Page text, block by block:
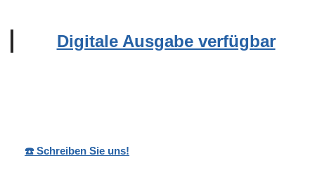
Digitale Ausgabe verfügbar
☎️ Schreiben Sie uns!